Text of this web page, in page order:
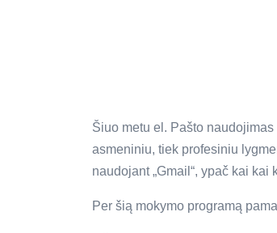
Šiuo metu el. Pašto
asmeniniu, tiek profesiniu
naudojant „Gmail“, ypač kai kai
Per šią mokymo programą